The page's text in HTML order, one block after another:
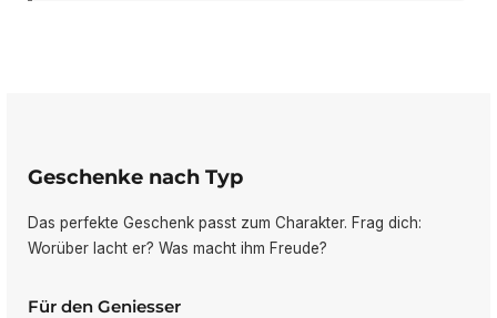
Geschenke nach Typ
Das perfekte Geschenk passt zum Charakter. Frag dich:
Worüber lacht er? Was macht ihm Freude?
Für den Geniesser